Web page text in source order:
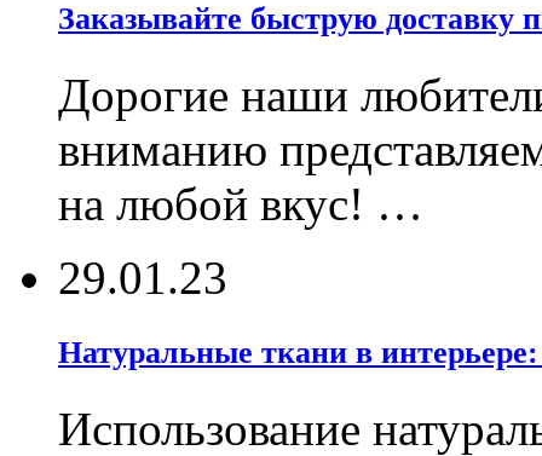
Заказывайте быструю доставку
Дорогие наши
вниманию
на любой вкус! …
29.01.23
Натуральные ткани в
Использование